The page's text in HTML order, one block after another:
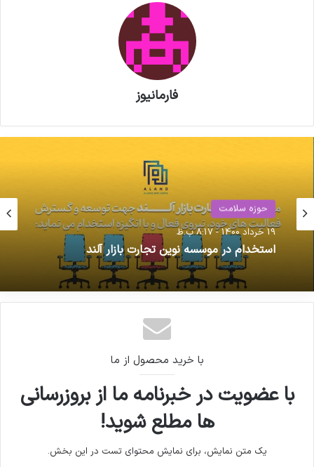
فارمانیوز
حوزه سلامت
19 خرداد 1400 - 8:17 ب.ظ
استخدام در موسسه نوین تجارت بازار آلند
حوزه سلامت
17 اسفند 1400 - 12:23 ب.ظ
جلسه سفیر نیکاراگوئه و سندیکای تولید کنندگان
مواد دارویی / گزارش تصویری
با خرید محصول از ما
با عضویت در خبرنامه ما از بروزرسانی
ها مطلع شوید!
یک متن نمایش، برای نمایش محتوای تست در این بخش.